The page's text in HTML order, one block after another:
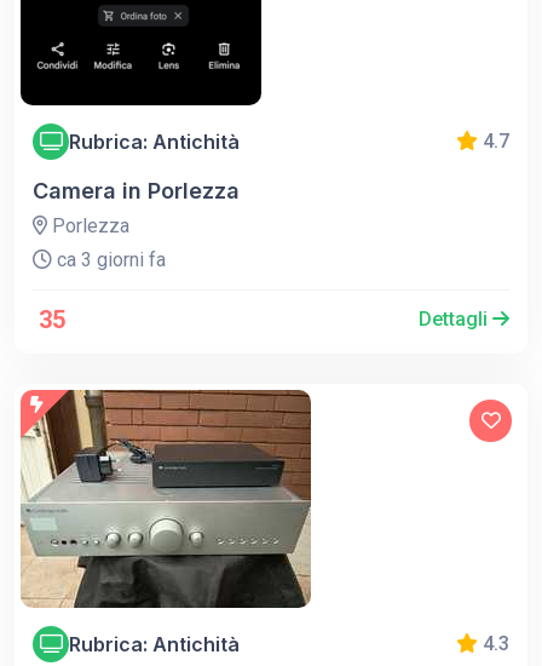
Rubrica: Antichità 4.7
Camera in Porlezza
Porlezza
ca 3 giorni fa
35 Dettagli
Rubrica: Antichità 4.3